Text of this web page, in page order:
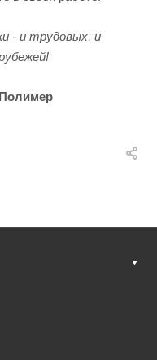
- и трудовых, и